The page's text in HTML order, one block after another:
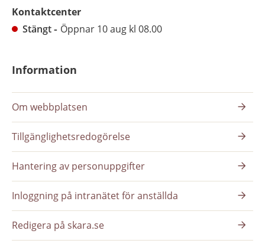
Kontaktcenter
Stängt
Öppnar 10 aug kl 08.00
Information
Om webbplatsen
Tillgänglighetsredogörelse
Hantering av personuppgifter
Inloggning på intranätet för anställda
Redigera på skara.se